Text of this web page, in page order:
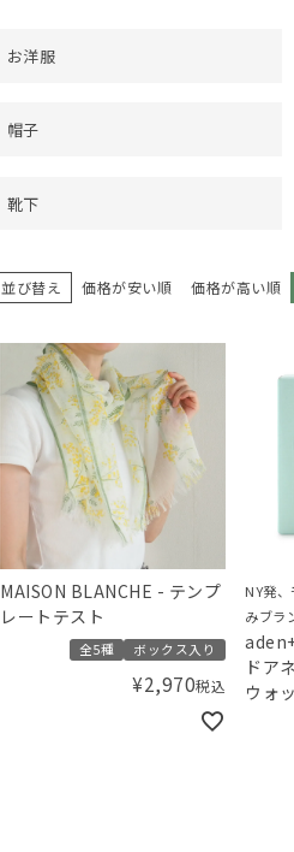
お洋服
帽子
靴下
並び替え 価格が安い順 価格が高い順
MAISON BLANCHE - テンプ
レートテスト
全5種 ボックス入り
¥2,970税込
NY発
みブラ
ドア
ウォ
ン